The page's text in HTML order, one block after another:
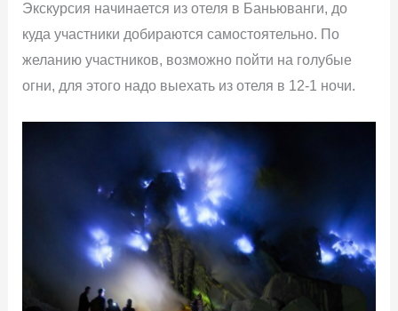
Экскурсия начинается из отеля в Баньюванги, до
куда участники добираются самостоятельно. По
желанию участников, возможно пойти на голубые
огни, для этого надо выехать из отеля в 12-1 ночи.